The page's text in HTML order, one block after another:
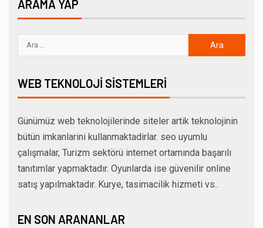
ARAMA YAP
WEB TEKNOLOJI SISTEMLERI
Günümüz web teknolojilerinde siteler artik teknolojinin
bütün imkanlarini kullanmaktadirlar. seo uyumlu
çalışmalar, Turizm sektörü internet ortamında başarılı
tanıtımlar yapmaktadır. Oyunlarda ise güvenilir online
satış yapılmaktadır. Kurye, tasimacilik hizmeti vs..
EN SON ARANANLAR